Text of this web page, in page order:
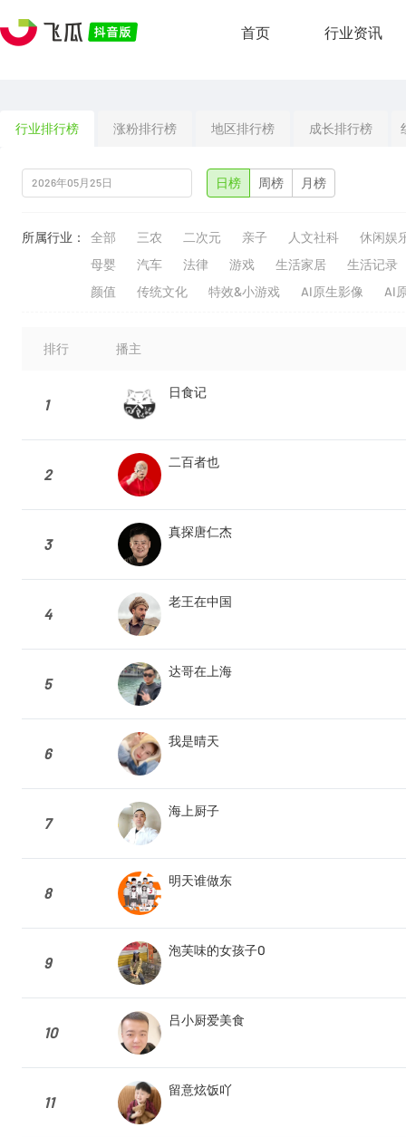
首页 行业资讯
行业排行榜 涨粉排行榜 地区排行榜 成长排行榜
日榜 周榜 月榜
所属行业： 全部 三农 二次元 亲子 人文社科
休闲娱
母婴
汽车 法律 游戏 生活家居
生活记录
颜值
传统文化 特效&小游戏 AI原生影像 AI
排行 播主
1
日食记
2
二百者也
3
真探唐仁杰
4
老王在中国
5
达哥在上海
6
我是晴天
7
海上厨子
8
明天谁做东
9
泡芙味的女孩子O
10
吕小厨爱美食
11
留意炫饭吖